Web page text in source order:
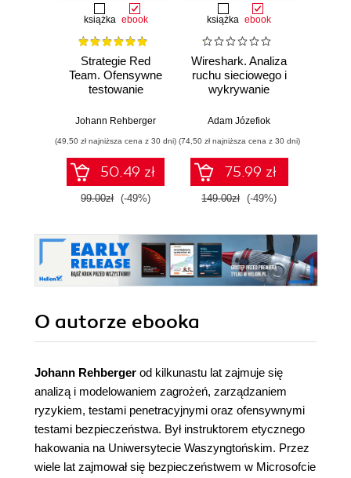
książka ebook
Strategie Red
Team. Ofensywne
testowanie
praktyce
Johann Rehberger
(49,50 zł najniższa cena z 30 dni)
50.49 zł
99.00zł (-49%)
książka ebook
Wireshark. Analiza
ruchu sieciowego i
wykrywanie
Adam Józefiok
(74,50 zł najniższa cena z 30 dni)
75.99 zł
149.00zł (-49%)
O autorze ebooka
Johann Rehberger od kilkunastu lat zajmuje się
analizą i modelowaniem zagrożeń, zarządzaniem
ryzykiem, testami penetracyjnymi oraz ofensywnymi
testami bezpieczeństwa. Był instruktorem etycznego
hakowania na Uniwersytecie Waszyngtońskim. Przez
wiele lat zajmował się bezpieczeństwem w Microsofcie